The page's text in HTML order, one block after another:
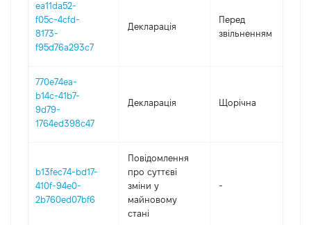
ea11da52-
f05c-4cfd-
8173-
f95d76a293c7
Декларація
Перед
звільненням
770e74ea-
b14c-41b7-
9d79-
1764ed398c47
Декларація Щорічна
b13fec74-bd17-
410f-94e0-
2b760ed07bf6
Повідомлення
про суттєві
зміни y
майновому
стані
-